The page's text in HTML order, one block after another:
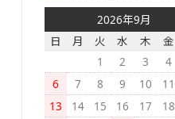
2026年9月
日
月 火 水 木 金
1
2 3 4
6
7 8 9 10 11
13
14 15 16 17 18